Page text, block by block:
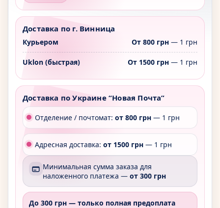
Доставка по г. Винница
Курьером От 800 грн— 1 грн
Uklon (быстрая) От 1500 грн— 1 грн
Доставка по Украине “Новая Почта”
Отделение / почтомат: от 800 грн — 1 грн
Адресная доставка: от 1500 грн — 1 грн
Минимальная сумма заказа для
наложенного платежа — от 300 грн
До 300 грн — только полная предоплата